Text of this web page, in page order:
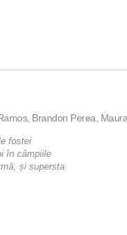
Brandon Perea,
fostei
în câmpiile
și supersta